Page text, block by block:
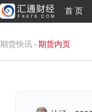
首 页
期货快讯 期货内页